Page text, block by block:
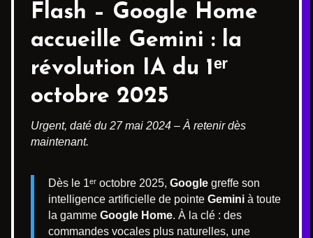
Flash – Google Home
accueille Gemini : la
révolution IA du 1ᵉʳ
octobre 2025
Urgent, daté du 27 mai 2024 – À retenir dès
maintenant.
Dès le 1ᵉʳ octobre 2025, Google greffe son
intelligence artificielle de pointe Gemini à toute
la gamme Google Home. À la clé : des
commandes vocales plus naturelles, une